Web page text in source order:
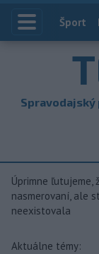
Index
Šport
Úprimne ľutujeme,
nasmerovaní, ale
neexistovala
Aktuálne témy: